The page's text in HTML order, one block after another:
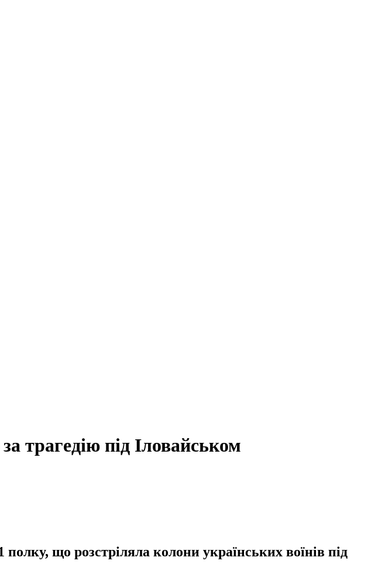
трагедію під Іловайськом
що розстріляла колони українських воїнів під